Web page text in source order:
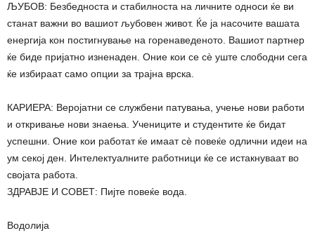
ЉУБОВ: Безбедноста и стабилноста на личните односи ќе ви
станат важни во вашиот љубовен живот. Ќе ја насочите вашата
енергија кон постигнување на горенаведеното. Вашиот партнер
ќе биде пријатно изненаден. Оние кои се сè уште слободни сега
ќе избираат само опции за трајна врска.
КАРИЕРА: Веројатни се службени патувања, учење нови работи
и откривање нови знаења. Учениците и студентите ќе бидат
успешни. Оние кои работат ќе имаат сè повеќе одлични идеи на
ум секој ден. Интелектуалните работници ќе се истакнуваат во
својата работа.
ЗДРАВЈЕ И СОВЕТ: Пијте повеќе вода.
Водолија